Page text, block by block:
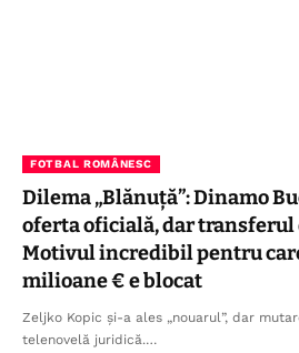
FOTBAL ROMÂNESC
Dilema „Blănuță”: Dinamo
oferta oficială, dar transferul
Motivul incredibil pentru
milioane € e blocat
Zeljko Kopic și-a ales „nouarul”, dar
telenovelă juridică.…